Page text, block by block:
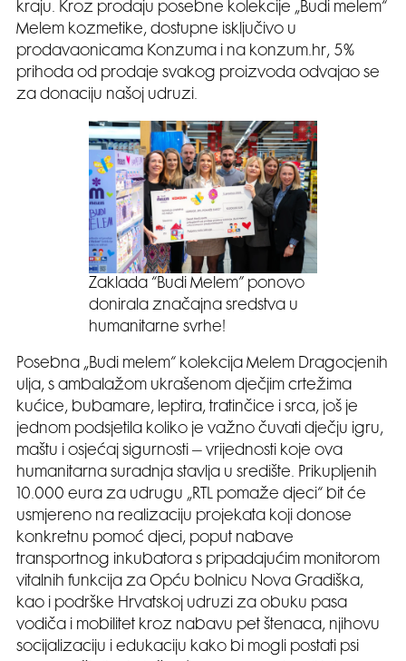
kraju. Kroz prodaju posebne kolekcije „Budi melem“
Melem kozmetike, dostupne isključivo u
prodavaonicama Konzuma i na konzum.hr, 5%
prihoda od prodaje svakog proizvoda odvajao se
za donaciju našoj udruzi.
Zaklada “Budi Melem” ponovo
donirala značajna sredstva u
humanitarne svrhe!
Posebna „Budi melem“ kolekcija Melem Dragocjenih
ulja, s ambalažom ukrašenom dječjim crtežima
kućice, bubamare, leptira, tratinčice i srca, još je
jednom podsjetila koliko je važno čuvati dječju igru,
maštu i osjećaj sigurnosti – vrijednosti koje ova
humanitarna suradnja stavlja u središte. Prikupljenih
10.000 eura za udrugu „RTL pomaže djeci“ bit će
usmjereno na realizaciju projekata koji donose
konkretnu pomoć djeci, poput nabave
transportnog inkubatora s pripadajućim monitorom
vitalnih funkcija za Opću bolnicu Nova Gradiška,
kao i podrške Hrvatskoj udruzi za obuku pasa
vodiča i mobilitet kroz nabavu pet štenaca, njihovu
socijalizaciju i edukaciju kako bi mogli postati psi